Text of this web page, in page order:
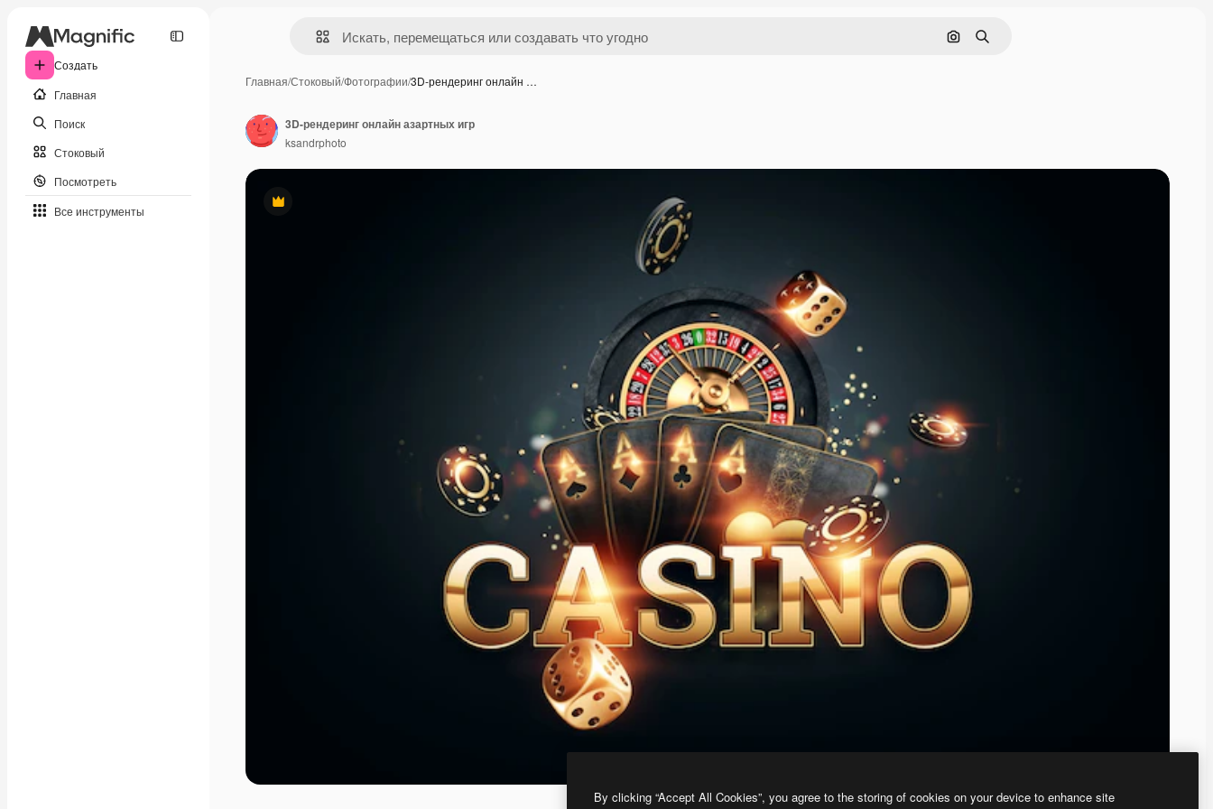
Создать
Главная
Поиск
Стоковый
Посмотреть
Все инструменты
Поиск по изображению
Поиск
Главная/Стоковый/Фотографии/3D-рендеринг онлайн …
Премиум
3D-рендеринг онлайн азартных игр
ksandrphoto
By clicking “Accept All Cookies”, you agree to the storing of cookies on your device to enhance site